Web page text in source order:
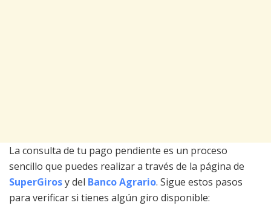
La consulta de tu pago pendiente es un proceso
sencillo que puedes realizar a través de la página de
SuperGirosy del Banco Agrario. Sigue estos pasos
para verificar si tienes algún giro disponible: